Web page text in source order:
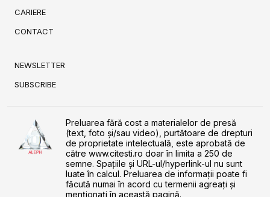
CARIERE
CONTACT
NEWSLETTER
SUBSCRIBE
Preluarea fără cost a materialelor de presă
(text, foto și/sau video), purtătoare de drepturi
de proprietate intelectuală, este aprobată de
către www.citesti.ro doar în limita a 250 de
semne. Spaţiile şi URL-ul/hyperlink-ul nu sunt
luate în calcul. Preluarea de informaţii poate fi
făcută numai în acord cu termenii agreaţi şi
menţionaţi în această pagină.